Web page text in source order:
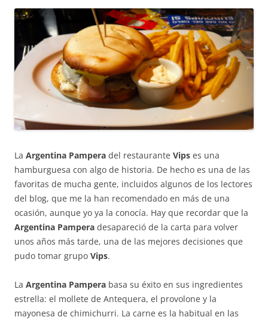
La Argentina Pampera del restaurante Vips es una
hamburguesa con algo de historia. De hecho es una de las
favoritas de mucha gente, incluidos algunos de los lectores
del blog, que me la han recomendado en más de una
ocasión, aunque yo ya la conocía. Hay que recordar que la
Argentina Pampera desapareció de la carta para volver
unos años más tarde, una de las mejores decisiones que
pudo tomar grupo Vips.
La Argentina Pampera basa su éxito en sus ingredientes
estrella: el mollete de Antequera, el provolone y la
mayonesa de chimichurri. La carne es la habitual en las